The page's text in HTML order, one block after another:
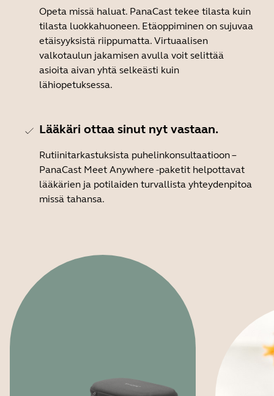
Opeta missä haluat. PanaCast tekee tilasta kuin
tilasta luokkahuoneen. Etäoppiminen on sujuvaa
etäisyyksistä riippumatta. Virtuaalisen
valkotaulun jakamisen avulla voit selittää
asioita aivan yhtä selkeästi kuin
lähiopetuksessa.
Lääkäri ottaa sinut nyt vastaan.
Rutiinitarkastuksista puhelinkonsultaatioon –
PanaCast Meet Anywhere -paketit helpottavat
lääkärien ja potilaiden turvallista yhteydenpitoa
missä tahansa.